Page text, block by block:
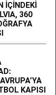
İÇİNDEKİ
360
KAPISI